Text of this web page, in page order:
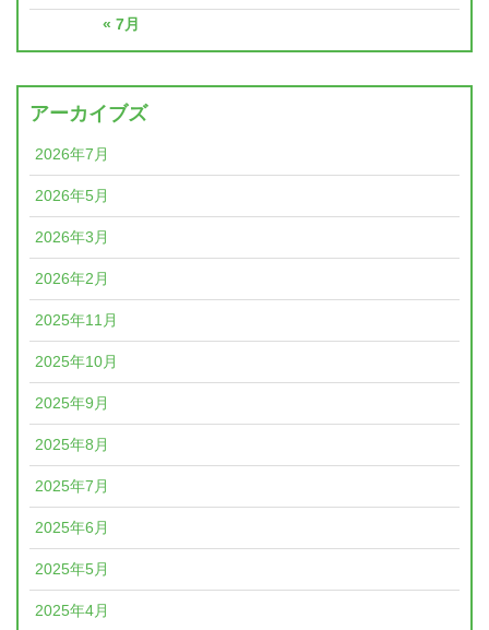
« 7月
アーカイブズ
2026年7月
2026年5月
2026年3月
2026年2月
2025年11月
2025年10月
2025年9月
2025年8月
2025年7月
2025年6月
2025年5月
2025年4月